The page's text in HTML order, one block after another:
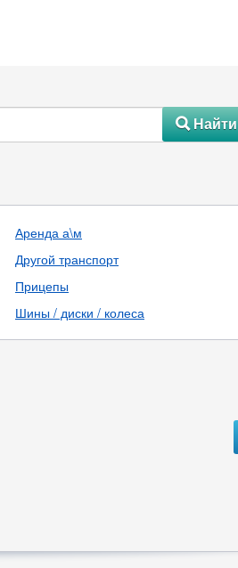
#Найти
Аренда а\м
Другой транспорт
Прицепы
Шины / диски / колеса